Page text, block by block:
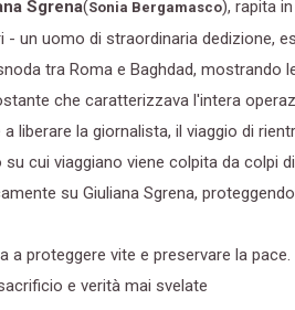
Sgrena(Sonia Bergamasco), rapita
un uomo di straordinaria dedizione,
tra Roma e Baghdad, mostrando
che caratterizzava l'intera
liberare la giornalista, il viaggio di
cui viaggiano viene colpita da colpi
su Giuliana Sgrena,
a proteggere vite e preservare la
e verità mai svelate